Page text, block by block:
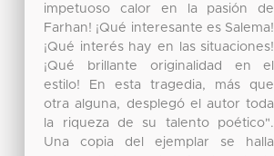
impetuoso calor en la pasión de
Farhan! ¡Qué interesante es Salema!
¡Qué interés hay en las situaciones!
¡Qué brillante originalidad en el
estilo! En esta tragedia, más que
otra alguna, desplegó el autor toda
la riqueza de su talento poético".
Una copia del ejemplar se halla